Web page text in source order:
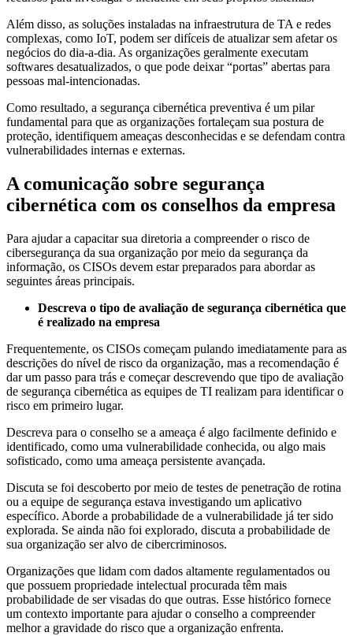
Além disso, as soluções instaladas na infraestrutura de TA e redes
complexas, como IoT, podem ser difíceis de atualizar sem afetar os
negócios do dia-a-dia. As organizações geralmente executam
softwares desatualizados, o que pode deixar “portas” abertas para
pessoas mal-intencionadas.
Como resultado, a segurança cibernética preventiva é um pilar
fundamental para que as organizações fortaleçam sua postura de
proteção, identifiquem ameaças desconhecidas e se defendam contra
vulnerabilidades internas e externas.
A comunicação sobre segurança
cibernética com os conselhos da empresa
Para ajudar a capacitar sua diretoria a compreender o risco de
cibersegurança da sua organização por meio da segurança da
informação, os CISOs devem estar preparados para abordar as
seguintes áreas principais.
Descreva o tipo de avaliação de segurança cibernética que
é realizado na empresa
Frequentemente, os CISOs começam pulando imediatamente para as
descrições do nível de risco da organização, mas a recomendação é
dar um passo para trás e começar descrevendo que tipo de avaliação
de segurança cibernética as equipes de TI realizam para identificar o
risco em primeiro lugar.
Descreva para o conselho se a ameaça é algo facilmente definido e
identificado, como uma vulnerabilidade conhecida, ou algo mais
sofisticado, como uma ameaça persistente avançada.
Discuta se foi descoberto por meio de testes de penetração de rotina
ou a equipe de segurança estava investigando um aplicativo
específico. Aborde a probabilidade de a vulnerabilidade já ter sido
explorada. Se ainda não foi explorado, discuta a probabilidade de
sua organização ser alvo de cibercriminosos.
Organizações que lidam com dados altamente regulamentados ou
que possuem propriedade intelectual procurada têm mais
probabilidade de ser visadas do que outras. Esse histórico fornece
um contexto importante para ajudar o conselho a compreender
melhor a gravidade do risco que a organização enfrenta.